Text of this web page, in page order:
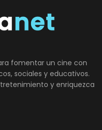
fomentar un cine con
sociales y educativos.
y enriquezca